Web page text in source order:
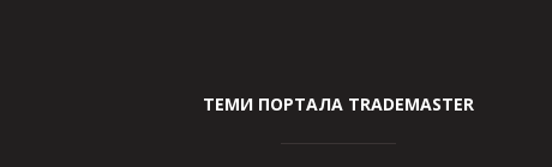
ТЕМИ ПОРТАЛА TRADEMASTER